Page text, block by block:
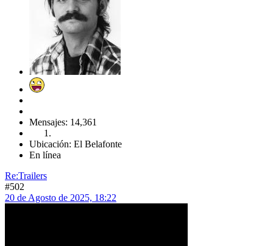
Mensajes: 14,361
Ubicación: El Belafonte
En línea
Re:Trailers
#502
20 de Agosto de 2025, 18:22